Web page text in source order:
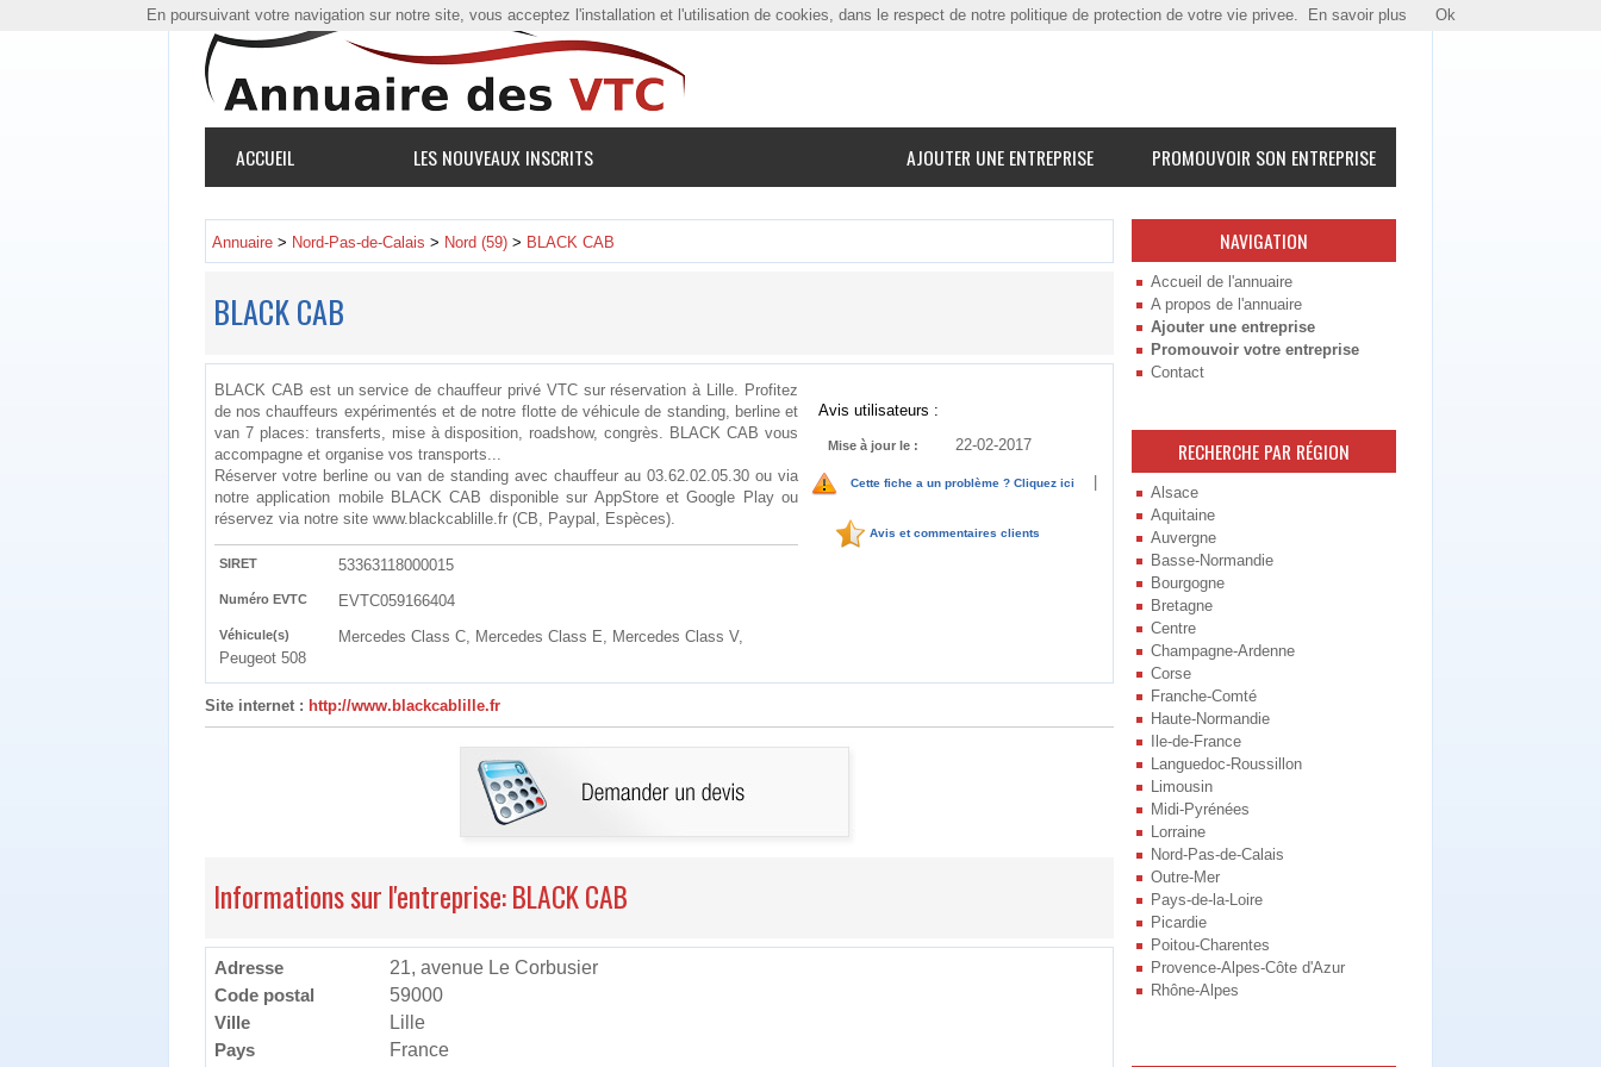
ACCUEIL LES NOUVEAUX INSCRITS PROMOUVOIR SON ENTREPRISE
AJOUTER UNE ENTREPRISE
NAVIGATION
Accueil de l'annuaire
A propos de l'annuaire
Ajouter une entreprise
Promouvoir votre entreprise
Contact
RECHERCHE PAR RÉGION
Alsace
Aquitaine
Auvergne
Basse-Normandie
Bourgogne
Bretagne
Centre
Champagne-Ardenne
Corse
Franche-Comté
Haute-Normandie
Ile-de-France
Languedoc-Roussillon
Limousin
Midi-Pyrénées
Lorraine
Nord-Pas-de-Calais
Outre-Mer
Pays-de-la-Loire
Picardie
Poitou-Charentes
Provence-Alpes-Côte d'Azur
Rhône-Alpes
Annuaire > Nord-Pas-de-Calais > Nord (59) > BLACK CAB
BLACK CAB
BLACK CAB est un service de chauffeur privé VTC sur réservation à Lille. Profitez
de nos chauffeurs expérimentés et de notre flotte de véhicule de standing, berline et
van 7 places: transferts, mise à disposition, roadshow, congrès. BLACK CAB vous
accompagne et organise vos transports...
Réserver votre berline ou van de standing avec chauffeur au 03.62.02.05.30 ou via
notre application mobile BLACK CAB disponible sur AppStore et Google Play ou
réservez via notre site www.blackcablille.fr (CB, Paypal, Espèces).
SIRET 53363118000015
Numéro EVTC EVTC059166404
Véhicule(s)
Mercedes Class C, Mercedes Class E, Mercedes Class V,
Peugeot 508
Avis utilisateurs :
Mise à jour le : 22-02-2017
Cette fiche a un problème ? Cliquez ici
Avis et commentaires clients
Site internet : http://www.blackcablille.fr
Informations sur l'entreprise: BLACK CAB
Adresse
21, avenue Le Corbusier
Code postal
59000
Ville
Lille
Pays
France
En poursuivant votre navigation sur notre site, vous acceptez l'installation et l'utilisation de cookies, dans le respect de notre politique de protection de votre vie privee. En savoir plus Ok